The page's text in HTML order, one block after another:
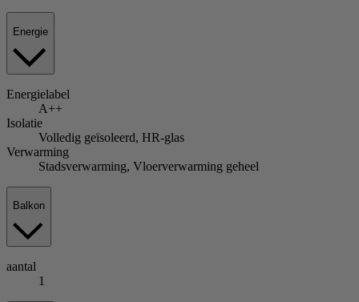
Energie
Energielabel
A++
Isolatie
Volledig geïsoleerd, HR-glas
Verwarming
Stadsverwarming, Vloerverwarming geheel
Balkon
aantal
1